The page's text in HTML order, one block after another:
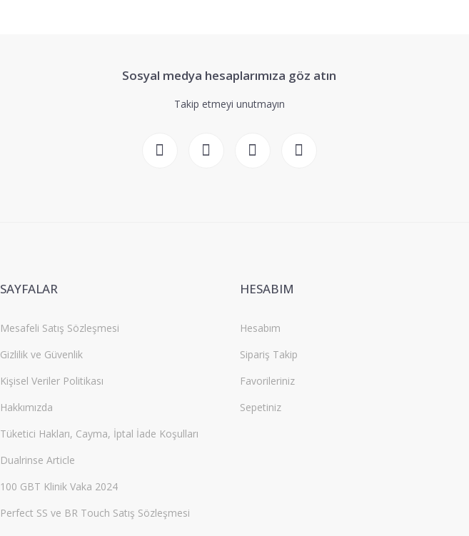
Sosyal medya hesaplarımıza göz atın
Takip etmeyi unutmayın
SAYFALAR
Mesafeli Satış Sözleşmesi
Gizlilik ve Güvenlik
Kişisel Veriler Politikası
Hakkımızda
Tüketici Hakları, Cayma, İptal İade Koşulları
Dualrinse Article
100 GBT Klinik Vaka 2024
Perfect SS ve BR Touch Satış Sözleşmesi
HESABIM
Hesabım
Sipariş Takip
Favorileriniz
Sepetiniz